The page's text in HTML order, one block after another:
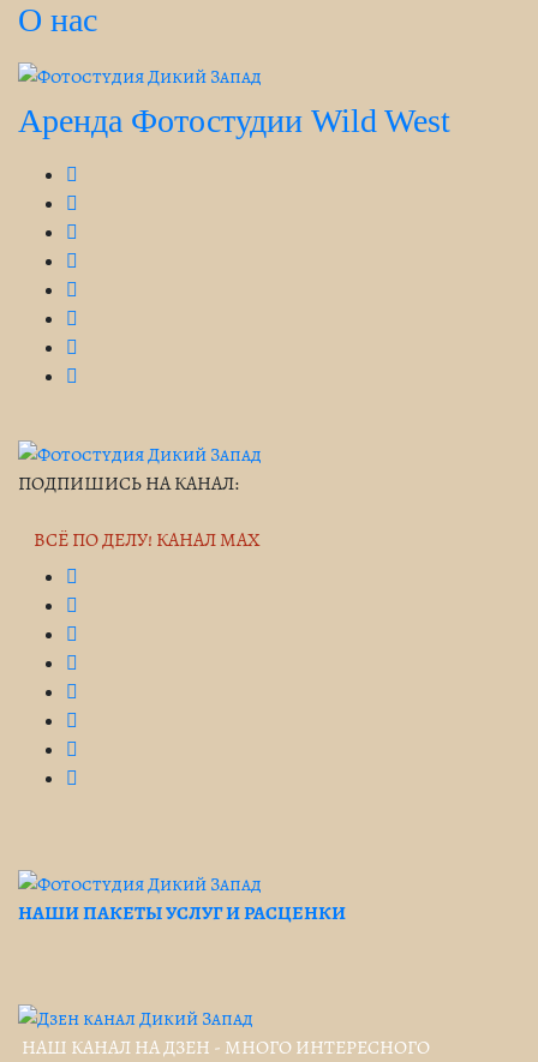
О нас
Аренда Фотостудии Wild West
ПОДПИШИСЬ НА КАНАЛ:
ВСЁ ПО ДЕЛУ! КАНАЛ MAX
НАШИ ПАКЕТЫ УСЛУГ И РАСЦЕНКИ
НАШ КАНАЛ НА ДЗЕН - МНОГО ИНТЕРЕСНОГО